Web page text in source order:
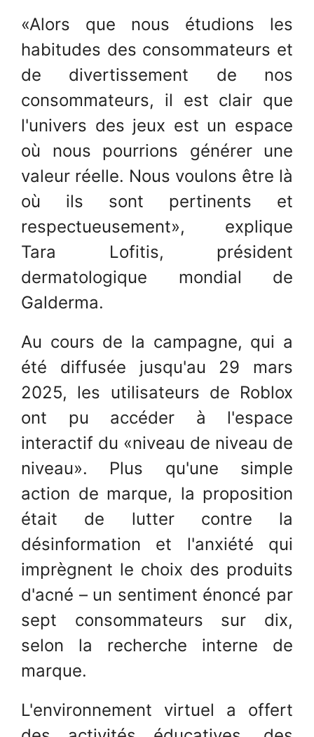
«Alors que nous étudions les
habitudes des consommateurs et
de divertissement de nos
consommateurs, il est clair que
l'univers des jeux est un espace
où nous pourrions générer une
valeur réelle. Nous voulons être là
où ils sont pertinents et
respectueusement», explique
Tara Lofitis, président
dermatologique mondial de
Galderma.
Au cours de la campagne, qui a
été diffusée jusqu'au 29 mars
2025, les utilisateurs de Roblox
ont pu accéder à l'espace
interactif du «niveau de niveau de
niveau». Plus qu'une simple
action de marque, la proposition
était de lutter contre la
désinformation et l'anxiété qui
imprègnent le choix des produits
d'acné – un sentiment énoncé par
sept consommateurs sur dix,
selon la recherche interne de
marque.
L'environnement virtuel a offert